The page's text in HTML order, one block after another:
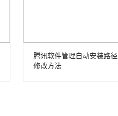
腾讯软件管理自动安装路径
修改方法